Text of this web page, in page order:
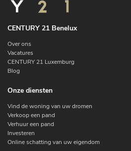
CENTURY 21 Benelux
Over ons
Vacatures
CENTURY 21 Luxemburg
Blog
Onze diensten
Vind de woning van uw dromen
Verkoop een pand
Verhuur een pand
Investeren
Online schatting van uw eigendom